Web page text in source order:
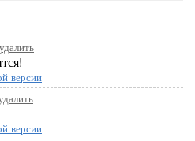
удалить
версии
версии